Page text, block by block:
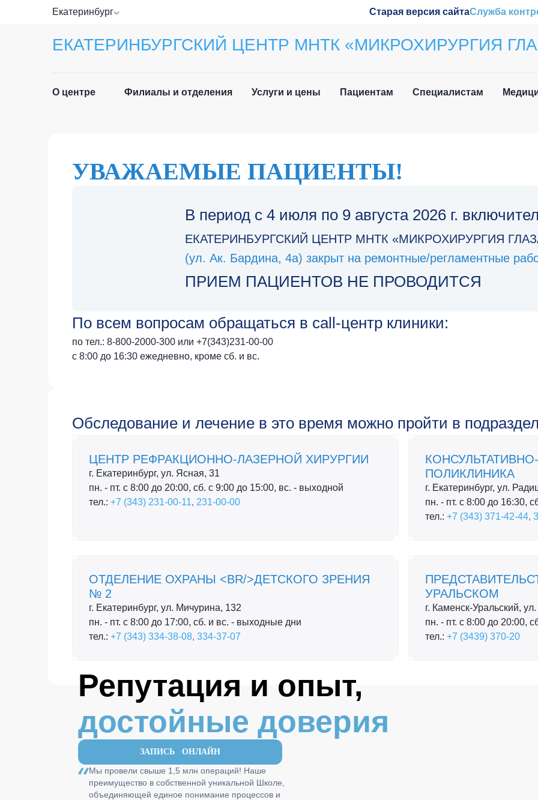
Екатеринбург Старая версия сайтаСлужба
ЕКАТЕРИНБУРГСКИЙ ЦЕНТР МНТК «МИКРОХИРУРГИЯ
О центре Филиалы и отделения Услуги и цены Пациентам
Справочная информация
Приём иностранных
Часто задаваемые вопросы
Тесты онлайн
Специалистам
Обучение
Журнал «Отражение»
Патенты
УВАЖАЕМЫЕ ПАЦИЕНТЫ!
В период с 4 июля по 9 августа 2026 г.
ЕКАТЕРИНБУРГСКИЙ ЦЕНТР МНТК «МИКРОХИРУРГИЯ
(ул. Ак. Бардина, 4а) закрыт на ремонтные/регламентные
ПРИЕМ ПАЦИЕНТОВ НЕ ПРОВОДИТСЯ
По всем вопросам обращаться в call-центр клиники:
по тел.: 8-800-2000-300 или +7(343)231-00-00
с 8:00 до 16:30 ежедневно, кроме сб. и вс.
Обследование и лечение в это время можно пройти в
ЦЕНТР РЕФРАКЦИОННО-ЛАЗЕРНОЙ ХИРУРГИИ
г. Екатеринбург, ул. Ясная, 31
пн. - пт. с 8:00 до 20:00, сб. с 9:00 до 15:00, вс. - выходной
тел.: +7 (343) 231-00-11, 231-00-00
ПОЛИКЛИНИКА
г. Екатеринбург, ул.
пн. - пт. с 8:00 до 16:30,
тел.: +7 (343) 371-42-44,
ОТДЕЛЕНИЕ ОХРАНЫ <BR/>ДЕТСКОГО ЗРЕНИЯ
№ 2
г. Екатеринбург, ул. Мичурина, 132
пн. - пт. с 8:00 до 17:00, сб. и вс. - выходные дни
тел.: +7 (343) 334-38-08, 334-37-07
УРАЛЬСКОМ
г. Каменск-Уральский,
пн. - пт. с 8:00 до 20:00,
тел.: +7 (3439) 370-20
Репутация и опыт,
достойные доверия
ЗАПИСЬ ОНЛАЙН
Мы провели свыше 1,5 млн операций! Наше
преимущество в собственной уникальной Школе,
объединяющей единое понимание процессов и